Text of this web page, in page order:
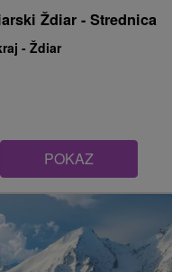
Ždiar - Strednica
-Ždiar
POKAZ